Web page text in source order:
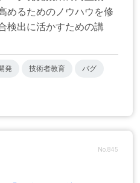
めるためのノウハウを修
検出に活かすための講
発 技術者教育 バグ
No.845